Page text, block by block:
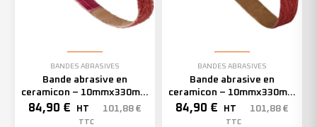
BANDES ABRASIVES
Bande abrasive en
ceramicon – 10mmx330mm
– Grain 60 – 333002 (x50)
84,90 € HT 101,88 €
TTC
BANDES ABRASIVES
Bande abrasive en
ceramicon – 10mmx330mm
– Grain 80 – 333003 (x50)
84,90 € HT 101,88 €
TTC